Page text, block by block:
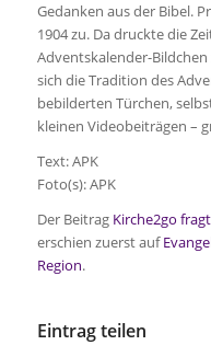
Gedanken aus der Bibel.
1904 zu. Da druckte die
Adventskalender-
sich die Tradition des
bebilderten Türchen,
kleinen Videobeiträgen –
Text: APK
Foto(s): APK
Der Beitrag Kirche2go
erschien zuerst auf
Region.
Eintrag teilen